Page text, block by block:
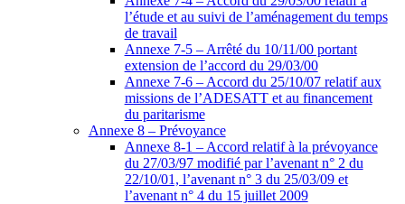
l’étude et au suivi de l’aménagement du temps
de travail
Annexe 7-5 – Arrêté du 10/11/00 portant
extension de l’accord du 29/03/00
Annexe 7-6 – Accord du 25/10/07 relatif aux
missions de l’ADESATT et au financement
du paritarisme
Annexe 8 – Prévoyance
Annexe 8-1 – Accord relatif à la prévoyance
du 27/03/97 modifié par l’avenant n° 2 du
22/10/01, l’avenant n° 3 du 25/03/09 et
l’avenant n° 4 du 15 juillet 2009